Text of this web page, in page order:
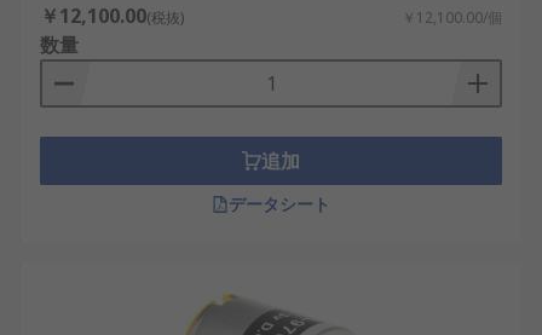
￥12,100.00(税抜) ￥12,100.00/個
数量
追加
データシート